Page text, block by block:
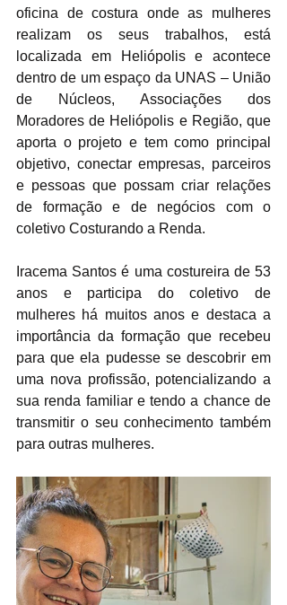
oficina de costura onde as mulheres
realizam os seus trabalhos, está
localizada em Heliópolis e acontece
dentro de um espaço da UNAS – União
de Núcleos, Associações dos
Moradores de Heliópolis e Região, que
aporta o projeto e tem como principal
objetivo, conectar empresas, parceiros
e pessoas que possam criar relações
de formação e de negócios com o
coletivo Costurando a Renda.
Iracema Santos é uma costureira de 53
anos e participa do coletivo de
mulheres há muitos anos e destaca a
importância da formação que recebeu
para que ela pudesse se descobrir em
uma nova profissão, potencializando a
sua renda familiar e tendo a chance de
transmitir o seu conhecimento também
para outras mulheres.